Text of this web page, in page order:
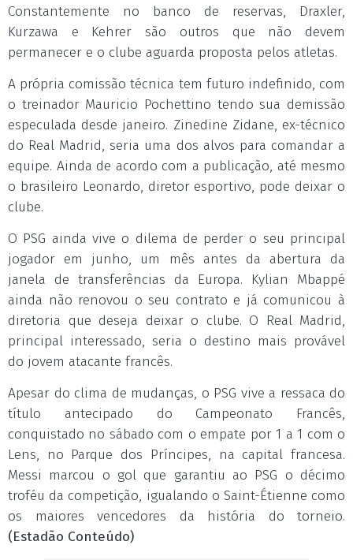
Constantemente no banco de reservas, Draxler,
Kurzawa e Kehrer são outros que não devem
permanecer e o clube aguarda proposta pelos atletas.
A própria comissão técnica tem futuro indefinido, com
o treinador Mauricio Pochettino tendo sua demissão
especulada desde janeiro. Zinedine Zidane, ex-técnico
do Real Madrid, seria uma dos alvos para comandar a
equipe. Ainda de acordo com a publicação, até mesmo
o brasileiro Leonardo, diretor esportivo, pode deixar o
clube.
O PSG ainda vive o dilema de perder o seu principal
jogador em junho, um mês antes da abertura da
janela de transferências da Europa. Kylian Mbappé
ainda não renovou o seu contrato e já comunicou à
diretoria que deseja deixar o clube. O Real Madrid,
principal interessado, seria o destino mais provável
do jovem atacante francês.
Apesar do clima de mudanças, o PSG vive a ressaca do
título antecipado do Campeonato Francês,
conquistado no sábado com o empate por 1 a 1 com o
Lens, no Parque dos Príncipes, na capital francesa.
Messi marcou o gol que garantiu ao PSG o décimo
troféu da competição, igualando o Saint-Étienne como
os maiores vencedores da história do torneio.
(Estadão Conteúdo)